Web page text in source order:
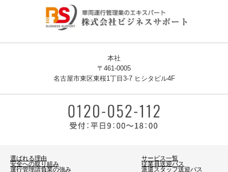
選ばれる理由
安全への取り組み
運行管理請負業の強み
サービス一覧
従業員送迎バス
派遣スタッフ送迎バス
本社
〒461-0005
名古屋市東区東桜1丁目3-7 ヒシタビル4F